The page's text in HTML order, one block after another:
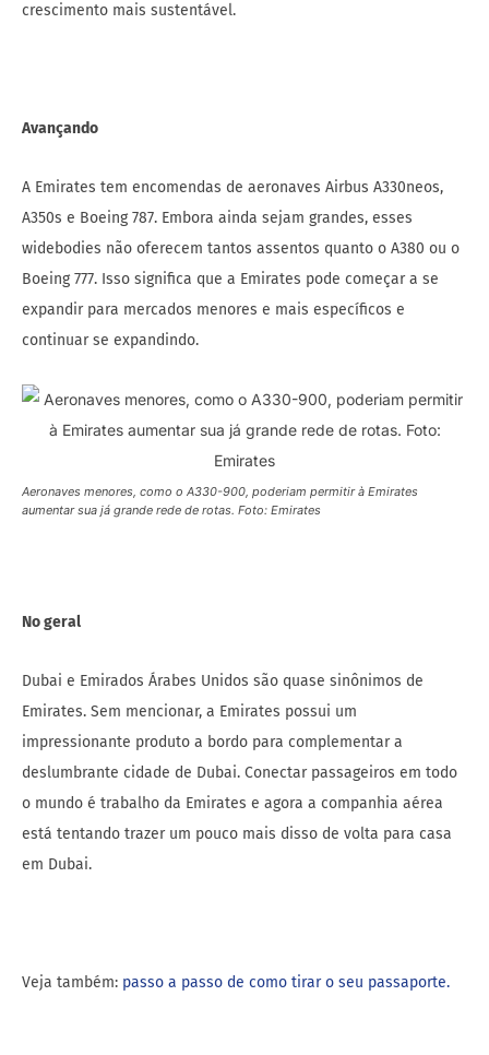
crescimento mais sustentável.
Avançando
A Emirates tem encomendas de aeronaves Airbus A330neos,
A350s e Boeing 787. Embora ainda sejam grandes, esses
widebodies não oferecem tantos assentos quanto o A380 ou o
Boeing 777. Isso significa que a Emirates pode começar a se
expandir para mercados menores e mais específicos e
continuar se expandindo.
Aeronaves menores, como o A330-900, poderiam permitir à Emirates
aumentar sua já grande rede de rotas. Foto: Emirates
No geral
Dubai e Emirados Árabes Unidos são quase sinônimos de
Emirates. Sem mencionar, a Emirates possui um
impressionante produto a bordo para complementar a
deslumbrante cidade de Dubai. Conectar passageiros em todo
o mundo é trabalho da Emirates e agora a companhia aérea
está tentando trazer um pouco mais disso de volta para casa
em Dubai.
Veja também: passo a passo de como tirar o seu passaporte.